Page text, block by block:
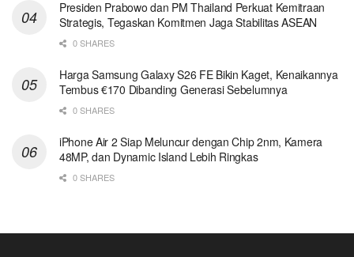
Presiden Prabowo dan PM Thailand Perkuat Kemitraan
Strategis, Tegaskan Komitmen Jaga Stabilitas ASEAN
0 SHARES
Harga Samsung Galaxy S26 FE Bikin Kaget, Kenaikannya
Tembus €170 Dibanding Generasi Sebelumnya
0 SHARES
iPhone Air 2 Siap Meluncur dengan Chip 2nm, Kamera
48MP, dan Dynamic Island Lebih Ringkas
0 SHARES